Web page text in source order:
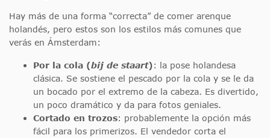
Hay más de una forma “correcta” de comer arenque
holandés, pero estos son los estilos más comunes que
verás en Ámsterdam:
Por la cola (bij de staart): la pose holandesa
clásica. Se sostiene el pescado por la cola y se le da
un bocado por el extremo de la cabeza. Es divertido,
un poco dramático y da para fotos geniales.
Cortado en trozos: probablemente la opción más
fácil para los primerizos. El vendedor corta el